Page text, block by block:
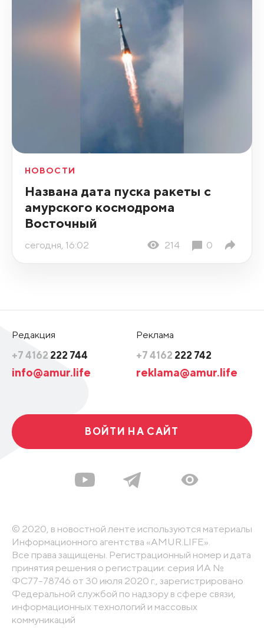
НОВОСТИ
Названа дата пуска ракеты с
амурского космодрома
Восточный
сегодня, 16:02 214 0
Редакция
+7 4162 222 744
info@amur.life
Реклама
+7 4162 222 742
reklama@amur.life
ВОЙТИ НА САЙТ
© 2020, в новостной ленте используются материалы
Информационного агентства «AMUR.LIFE».
Все права защищены. Регистрационный номер и дата
принятия решения о регистрации: серия ИА №
ФС77-78746 от 30 июля 2020 г., зарегистрировано
Федеральной службой по надзору в сфере связи,
информационных технологий и массовых
коммуникаций